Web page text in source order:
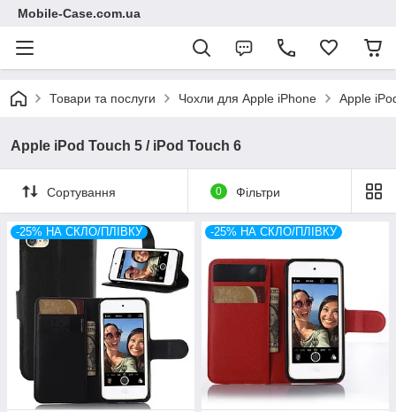
Mobile-Case.com.ua
Товари та послуги Чохли для Apple iPhone Apple
Apple iPod Touch 5 / iPod Touch 6
Сортування 0 Фільтри
-25% НА СКЛО/ПЛІВКУ -25% НА СКЛО/ПЛІВКУ